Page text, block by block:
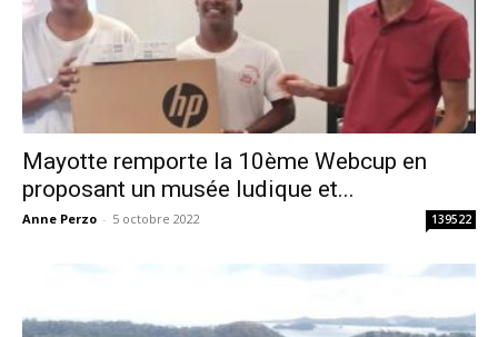
Mayotte remporte la 10ème Webcup en
proposant un musée ludique et...
Anne Perzo - 5 octobre 2022 139522